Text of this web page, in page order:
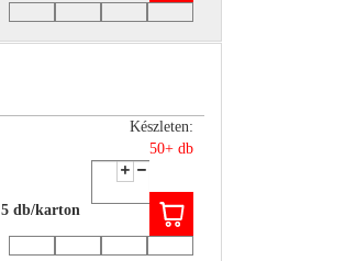
Készleten:
50+ db
5 db/karton